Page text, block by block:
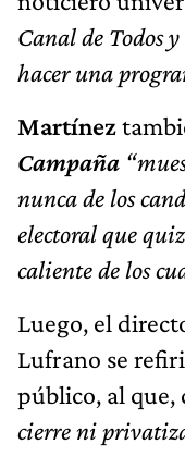
Canal de Todos
hacer una
Martínez
Campaña
nunca de los
electoral que
caliente de los
Luego, el
Lufrano se
público, al
cierre ni